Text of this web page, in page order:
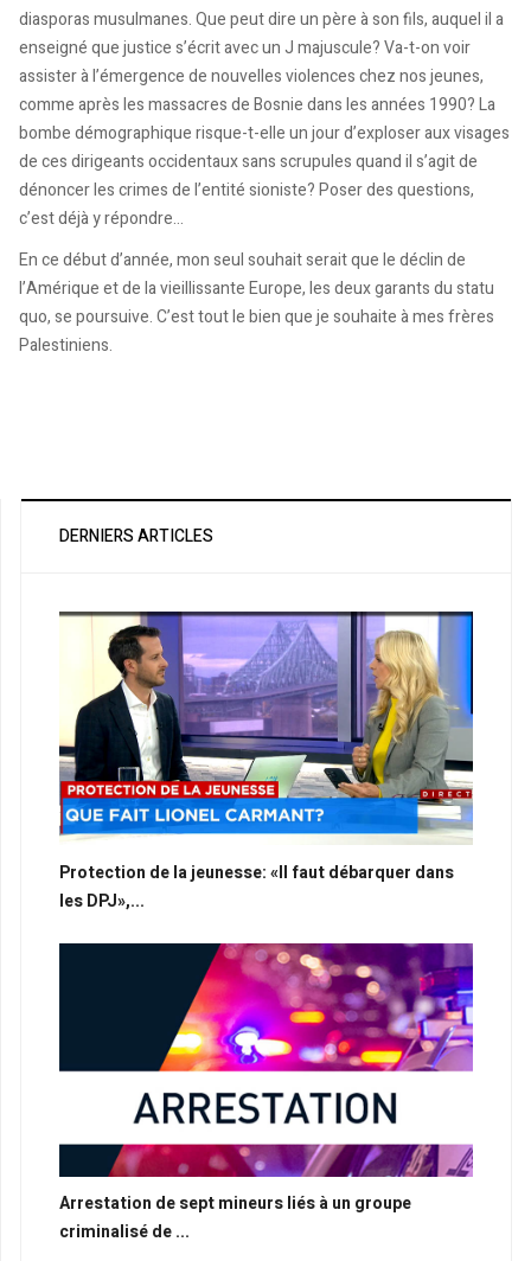
diasporas musulmanes. Que peut dire un père à son fils, auquel il a
enseigné que justice s’écrit avec un J majuscule? Va-t-on voir
assister à l’émergence de nouvelles violences chez nos jeunes,
comme après les massacres de Bosnie dans les années 1990? La
bombe démographique risque-t-elle un jour d’exploser aux visages
de ces dirigeants occidentaux sans scrupules quand il s’agit de
dénoncer les crimes de l’entité sioniste? Poser des questions,
c’est déjà y répondre…
En ce début d’année, mon seul souhait serait que le déclin de
l’Amérique et de la vieillissante Europe, les deux garants du statu
quo, se poursuive. C’est tout le bien que je souhaite à mes frères
Palestiniens.
DERNIERS ARTICLES
Protection de la jeunesse: «Il faut débarquer dans
les DPJ»,...
Arrestation de sept mineurs liés à un groupe
criminalisé de ...